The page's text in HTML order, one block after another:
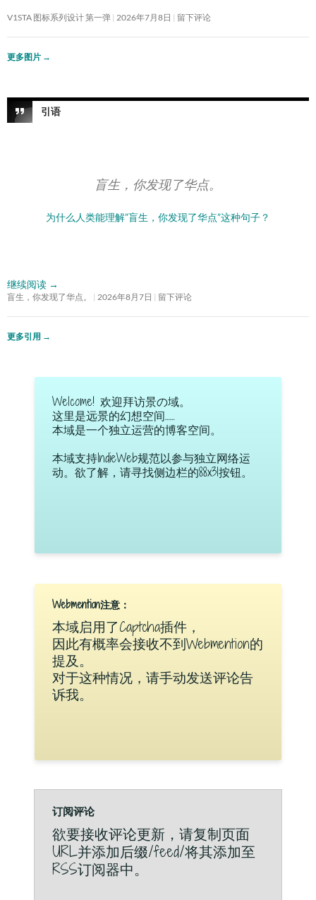
V1STA 图标系列设计 第一弹 2026年7月8日 留下评论
更多图片 →
引语
盲生，你发现了华点。
为什么人类能理解”盲生，你发现了华点”这种句子？
继续阅读 →
盲生，你发现了华点。 2026年8月7日 留下评论
更多引用 →
Welcome! 欢迎拜访景の域。
这里是远景的幻想空间……
本域是一个独立运营的博客空间。
本域支持IndieWeb规范以参与独立网络运
动。欲了解，请寻找侧边栏的88x31按钮。
Webmention注意：
本域启用了Captcha插件，
因此有概率会接收不到Webmention的
提及。
对于这种情况，请手动发送评论告
诉我。
订阅评论
欲要接收评论更新，请复制页面
URL并添加后缀/feed/将其添加至
RSS订阅器中。